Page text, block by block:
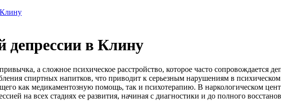
депрессии в Клину
а сложное психическое расстройство, которое часто сопровождается
спиртных напитков, что приводит к серьезным нарушениям в
как медикаментозную помощь, так и психотерапию. В наркологическом
на всех стадиях ее развития, начиная с диагностики и до полного